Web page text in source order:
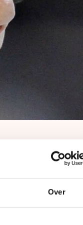
Over
heeft de
snorren en
in de